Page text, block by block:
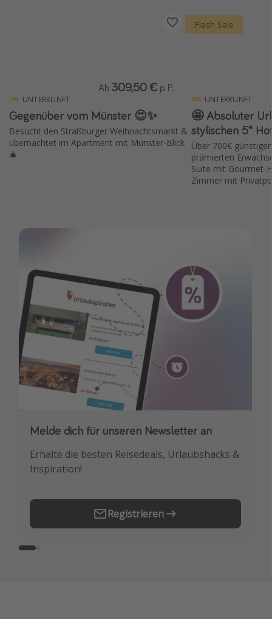
UNTERKUNFT
Gegenüber vom Münster 😍✨
Besucht den Straßburger Weihnachtsmarkt &
übernachtet im Apartment mit Münster-Blick
🎄
Ab 309,50 € p. P.
Flash Sale
UNTERKUNFT
🤩 Absoluter
stylischen 5*
Über 700€
prämierten
Suite mit Gourmet-
Zimmer mit
Melde dich für unseren Newsletter an
Erhalte die besten Reisedeals, Urlaubshacks &
Inspiration!
Registrieren
Downloade unsere App
Buche die besten Reiseschnäppchen als
Erstes.